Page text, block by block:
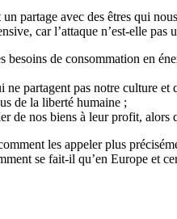
partage avec des êtres qui
car l’attaque n’est-elle pas
de consommation en
partagent pas notre culture
de la liberté humaine ;
de nos biens à leur profit, alors
les appeler plus
se fait-il qu’en Europe et